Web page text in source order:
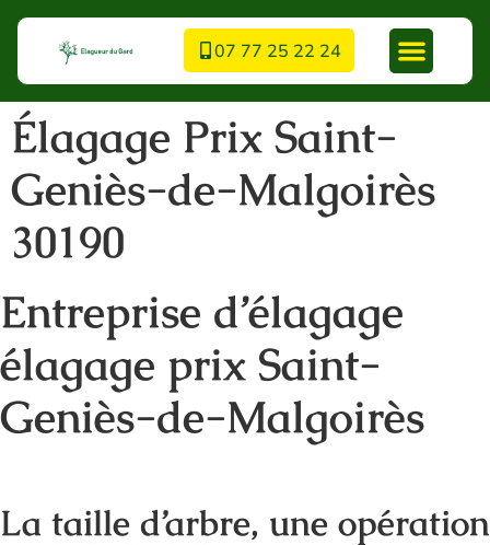
07 77 25 22 24
Élagage Prix Saint-
Geniès-de-Malgoirès
30190
Entreprise d’élagage
élagage prix Saint-
Geniès-de-Malgoirès
La taille d’arbre, une opération